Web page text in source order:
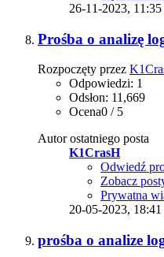
26-11-2023, 11:35
Prośba o analizę
Rozpoczęty przez
Odpowiedzi: 1
Odsłon: 11,669
Ocena0 / 5
Autor ostatniego posta
K1CrasH
Odwiedź
Zobacz
Prywatna
20-05-2023, 18:41
prośba o analize